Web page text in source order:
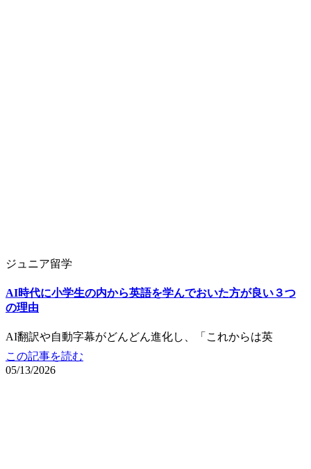
ジュニア留学
AI時代に小学生の内から英語を学んでおいた方が良い３つ
の理由
AI翻訳や自動字幕がどんどん進化し、「これからは英
この記事を読む
05/13/2026